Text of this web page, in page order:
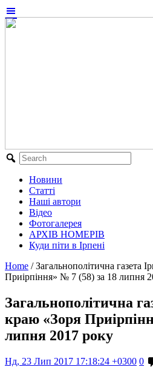
Новини
Статті
Наші автори
Відео
Фотогалерея
АРХІВ НОМЕРІВ
Куди піти в Ірпені
Home / Загальнополітична газета
Приірпіння» № 7 (58) за 18 липня
Загальнополітична
краю «Зоря
липня 2017 року
Нд, 23 Лип 2017 17:18:24 +0300 0